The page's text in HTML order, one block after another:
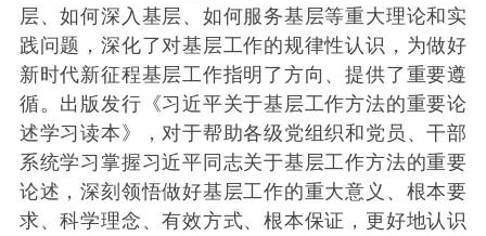
层、如何深入基层、如何服务基层等重大理论和实
践问题，深化了对基层工作的规律性认识，为做好
新时代新征程基层工作指明了方向、提供了重要遵
循。出版发行《习近平关于基层工作方法的重要论
述学习读本》，对于帮助各级党组织和党员、干部
系统学习掌握习近平同志关于基层工作方法的重要
论述，深刻领悟做好基层工作的重大意义、根本要
求、科学理念、有效方式、根本保证，更好地认识